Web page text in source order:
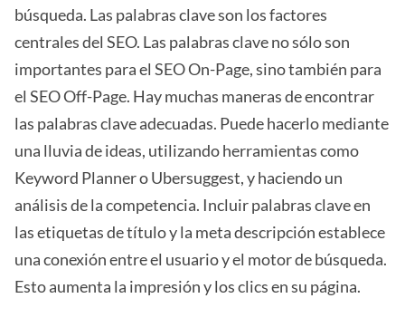
búsqueda. Las palabras clave son los factores
centrales del SEO. Las palabras clave no sólo son
importantes para el SEO On-Page, sino también para
el SEO Off-Page. Hay muchas maneras de encontrar
las palabras clave adecuadas. Puede hacerlo mediante
una lluvia de ideas, utilizando herramientas como
Keyword Planner o Ubersuggest, y haciendo un
análisis de la competencia. Incluir palabras clave en
las etiquetas de título y la meta descripción establece
una conexión entre el usuario y el motor de búsqueda.
Esto aumenta la impresión y los clics en su página.